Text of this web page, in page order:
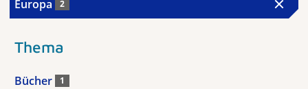
Europa 2
Thema
Bücher 1